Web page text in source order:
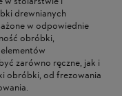
drewnianych
w odpowiednie
obróbki,
zarówno ręczne, jak i
obróbki, od frezowania